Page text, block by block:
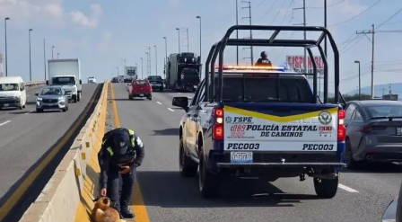
ADVERTISEMENT
La ciudadanía esperaba una transformación visible del
paisaje urbano; sin embargo, para muchos el resultado
quedó lejos de las expectativas y demuestra que una
intervención de este tipo requiere una planeación